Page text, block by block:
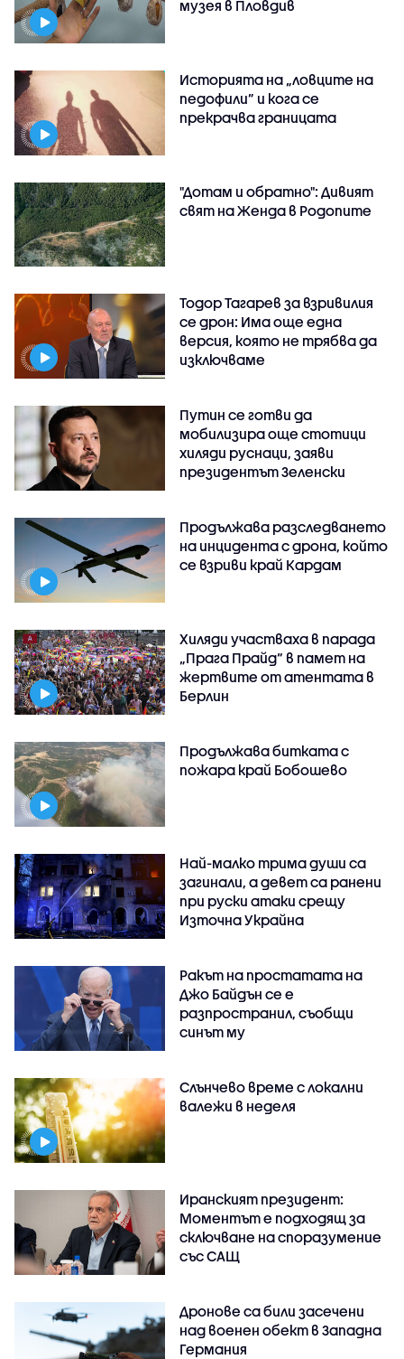
музея в Пловдив
Историята на „ловците на
педофили” и кога се
прекрачва границата
"Дотам и обратно": Дивият
свят на Женда в Родопите
Тодор Тагарев за взривилия
се дрон: Има още една
версия, която не трябва да
изключваме
Путин се готви да
мобилизира още стотици
хиляди руснаци, заяви
президентът Зеленски
Продължава разследването
на инцидента с дрона, който
се взриви край Кардам
Хиляди участваха в парада
„Прага Прайд“ в памет на
жертвите от атентата в
Берлин
Продължава битката с
пожара край Бобошево
Най-малко трима души са
загинали, а девет са ранени
при руски атаки срещу
Източна Украйна
Ракът на простатата на
Джо Байдън се е
разпространил, съобщи
синът му
Слънчево време с локални
валежи в неделя
Иранският президент:
Моментът е подходящ за
сключване на споразумение
със САЩ
Дронове са били засечени
над военен обект в Западна
Германия